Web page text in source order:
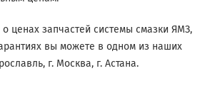
о ценах запчастей системы смазки ЯМЗ,
вы можете в одном из наших
г. Москва, г. Астана.